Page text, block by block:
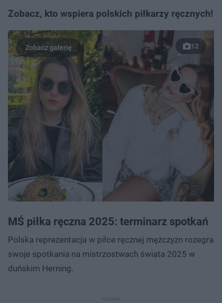
Zobacz, kto wspiera polskich piłkarzy ręcznych!
12
MŚ piłka ręczna 2025: terminarz spotkań
Polska reprezentacja w piłce ręcznej mężczyzn rozegra
swoje spotkania na mistrzostwach świata 2025 w
duńskim Herning.